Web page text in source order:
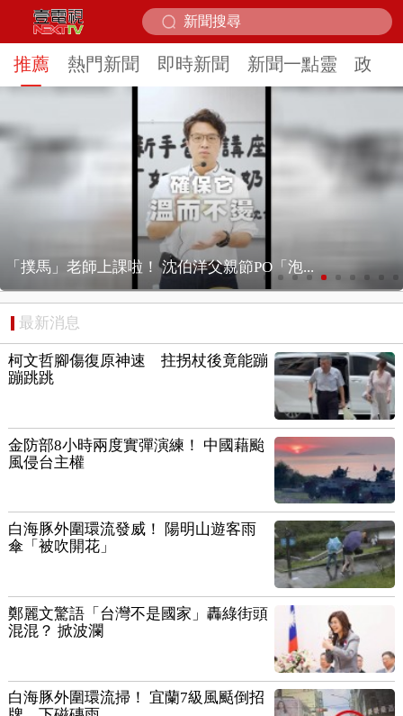
推薦 熱門新聞 即時新聞 新聞一點靈 政治
獨家／ 強風釀禍！ 喜來登飯店圍籬砸傷人、...
最新消息
柯文哲腳傷復原神速 拄拐杖後竟能蹦
蹦跳跳
金防部8小時兩度實彈演練！ 中國藉颱
風侵台主權
白海豚外圍環流發威！ 陽明山遊客雨
傘「被吹開花」
鄭麗文驚語「台灣不是國家」轟綠街頭
混混？ 掀波瀾
白海豚外圍環流掃！ 宜蘭7級風颳倒招